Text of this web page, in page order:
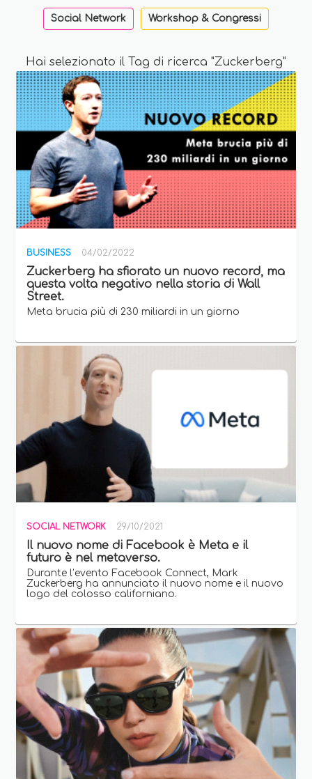
Social Network Workshop & Congressi
Hai selezionato il Tag di ricerca "Zuckerberg"
BUSINESS 04/02/2022
Zuckerberg ha sfiorato un nuovo record, ma
questa volta negativo nella storia di Wall
Street.
Meta brucia più di 230 miliardi in un giorno
SOCIAL NETWORK 29/10/2021
Il nuovo nome di Facebook è Meta e il
futuro è nel metaverso.
Durante l’evento Facebook Connect, Mark
Zuckerberg ha annunciato il nuovo nome e il nuovo
logo del colosso californiano.